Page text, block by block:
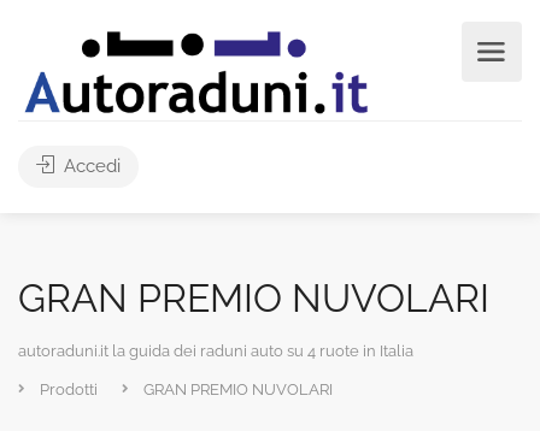
Accedi
GRAN PREMIO NUVOLARI
autoraduni.it la guida dei raduni auto su 4 ruote in Italia
Prodotti GRAN PREMIO NUVOLARI